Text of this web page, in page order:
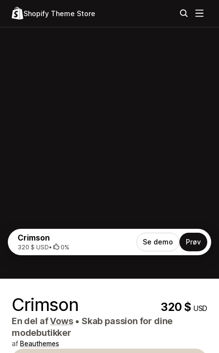
Shopify Theme Store
Crimson
320 $ USD• 0%
Se demo Prøv
Crimson 320 $USD
En del afVows • Skab passion for dine
modebutikker
af Beauthemes